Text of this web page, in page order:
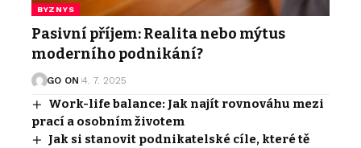
BYZNYS
Pasivní příjem: Realita nebo mýtus
moderního podnikání?
GO ON 4. 7. 2025
Work-life balance: Jak najít rovnováhu mezi
prací a osobním životem
Jak si stanovit podnikatelské cíle, které tě